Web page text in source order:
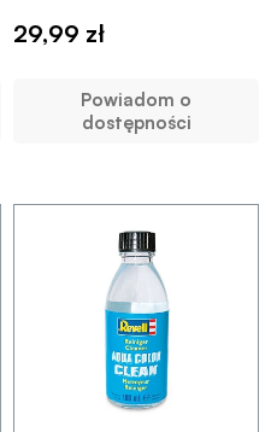
29,99 zł
Powiadom o
dostępności